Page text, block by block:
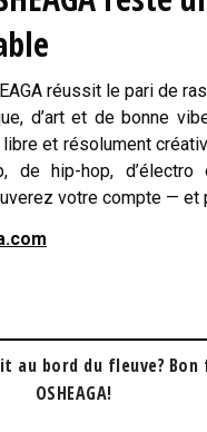
réussit le pari de
d’art et de bonne
et résolument
de hip-hop, d’électro
votre compte — et
au bord du fleuve?
OSHEAGA!